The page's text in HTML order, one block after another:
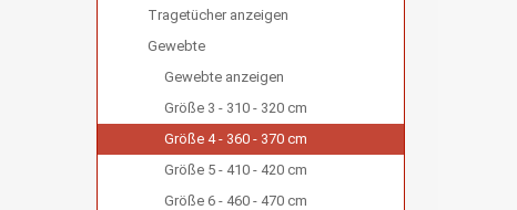
Tragetücher anzeigen
Gewebte
Gewebte anzeigen
Größe 3 - 310 - 320 cm
Größe 4 - 360 - 370 cm
Größe 5 - 410 - 420 cm
Größe 6 - 460 - 470 cm